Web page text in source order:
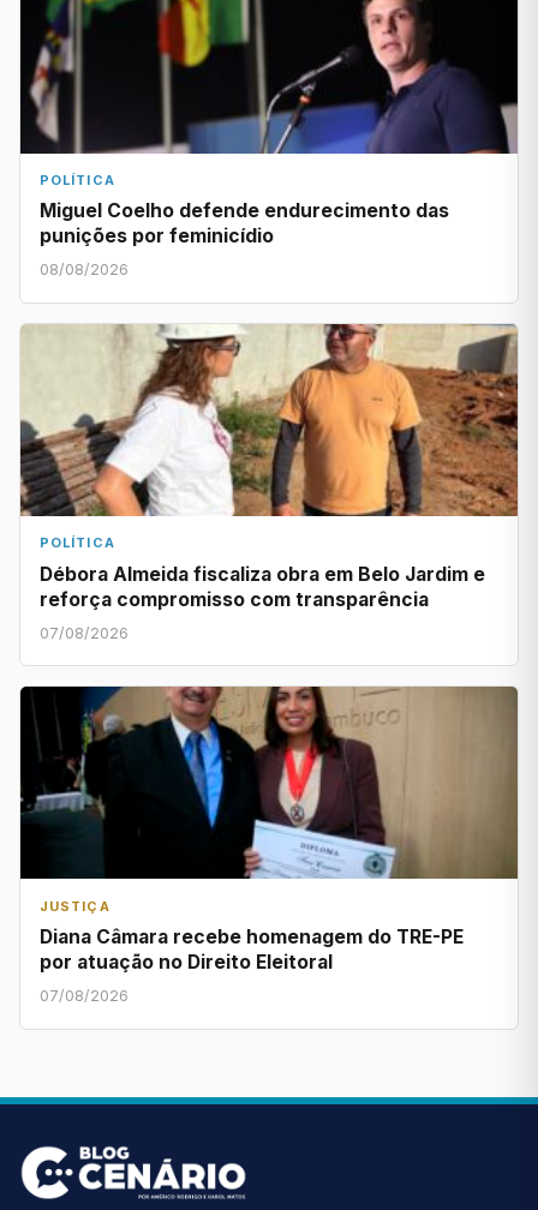
POLÍTICA
Miguel Coelho defende endurecimento das
punições por feminicídio
08/08/2026
POLÍTICA
Débora Almeida fiscaliza obra em Belo Jardim e
reforça compromisso com transparência
07/08/2026
JUSTIÇA
Diana Câmara recebe homenagem do TRE-PE
por atuação no Direito Eleitoral
07/08/2026